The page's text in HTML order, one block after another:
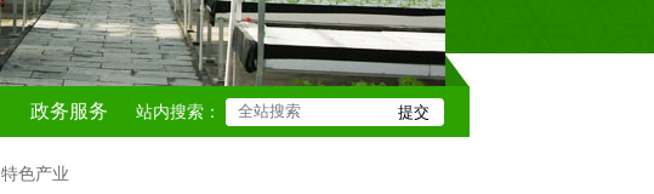
政务服务 站内搜索：
特色产业